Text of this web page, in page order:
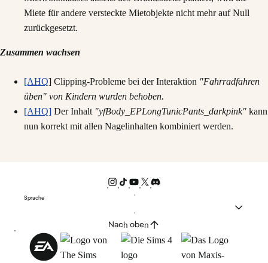
Miete für andere versteckte Mietobjekte nicht mehr auf Null
zurückgesetzt.
Zusammen wachsen
[AHQ] Clipping-Probleme bei der Interaktion "Fahrradfahren
üben" von Kindern wurden behoben.
[AHQ] Der Inhalt "yfBody_EPLongTunicPants_darkpink" kann
nun korrekt mit allen Nagelinhalten kombiniert werden.
Sprache
Nach oben